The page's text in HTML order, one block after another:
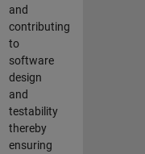
and
contributing
to
software
design
and
testability
thereby
ensuring